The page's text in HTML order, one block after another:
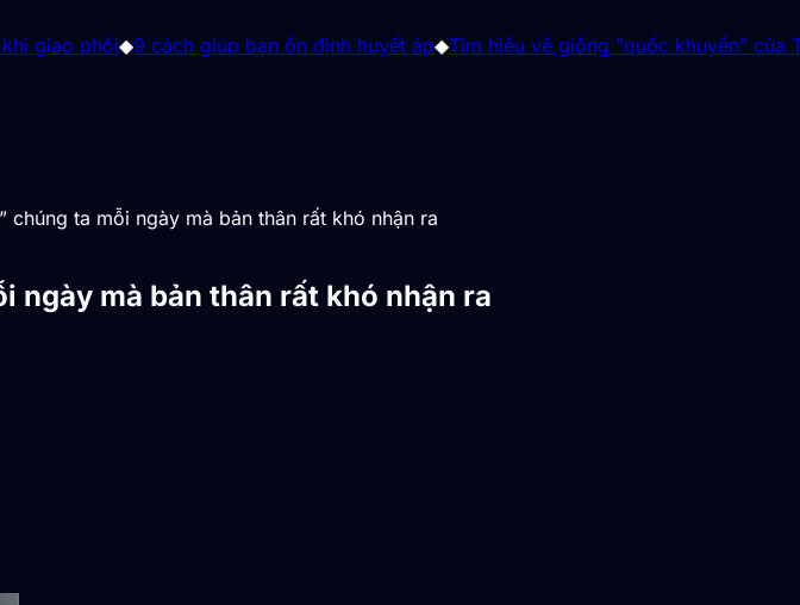
◆9 cách giúp bạn ổn định huyết áp◆Tìm hiểu về giống "quốc khuyển" của Triều Tiên◆
chúng ta mỗi ngày mà bản thân rất khó nhận ra
ngày mà bản thân rất khó nhận ra